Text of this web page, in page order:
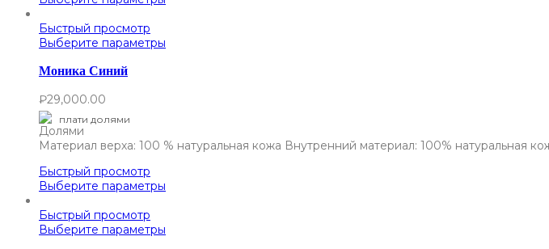
Быстрый просмотр
Выберите параметры
Моника Синий
₽29,000.00
плати долями
Материал верха: 100 % натуральная кожа Внутренний материал: 100% натуральная
Быстрый просмотр
Выберите параметры
Быстрый просмотр
Выберите параметры